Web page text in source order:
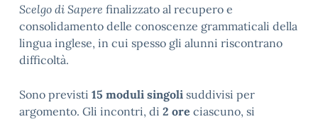
Scelgo di Sapere finalizzato al recupero e
consolidamento delle conoscenze grammaticali della
lingua inglese, in cui spesso gli alunni riscontrano
difficoltà.
Sono previsti 15 moduli singoli suddivisi per
argomento. Gli incontri, di 2 ore ciascuno, si